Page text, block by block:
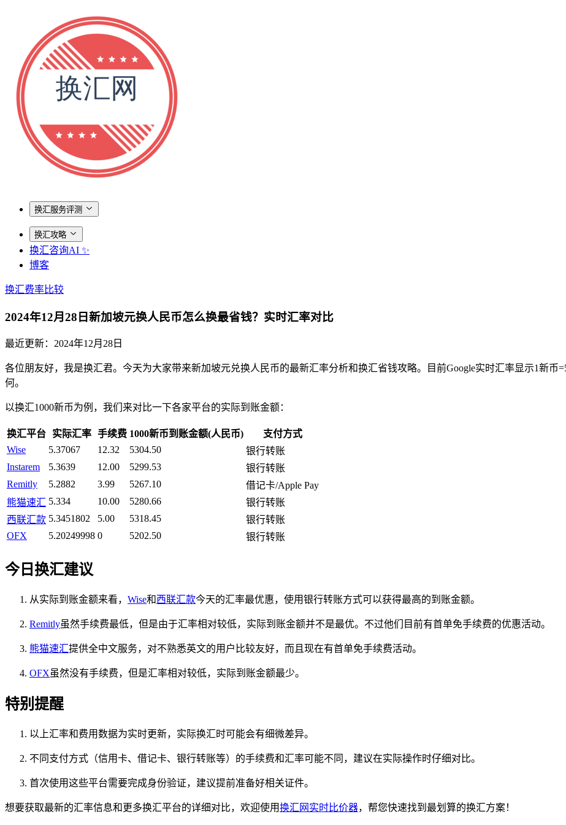
换汇服务评测
换汇攻略
换汇咨询AI ✨
博客
换汇费率比较
2024年12月28日新加坡元换人民币怎么换最省钱？实时汇率对比
最近更新： 2024年12月28日
各位朋友好，我是换汇君。今天为大家带来新加坡元兑换人民币的最新汇率分析和换汇省钱攻略。目前Google实时汇率显示1新币
何。
以换汇1000新币为例，我们来对比一下各家平台的实际到账金额：
换汇平台 实际汇率 手续费 1000新币到账金额(人民币)
支付方式
Wise
5.37067 12.32 5304.50
银行转账
Instarem
5.3639 12.00 5299.53
银行转账
Remitly
5.2882 3.99 5267.10
借记卡/Apple Pay
熊猫速汇 5.334 10.00 5280.66
银行转账
西联汇款 5.3451802 5.00 5318.45
银行转账
OFX
5.20249998 0 5202.50 银行转账
今日换汇建议
从实际到账金额来看， Wise和西联汇款今天的汇率最优惠，使用银行转账方式可以获得最高的到账金额。
Remitly虽然手续费最低，但是由于汇率相对较低，实际到账金额并不是最优。不过他们目前有首单免手续费的优惠活动。
熊猫速汇提供全中文服务，对不熟悉英文的用户比较友好，而且现在有首单免手续费活动。
OFX虽然没有手续费，但是汇率相对较低，实际到账金额最少。
特别提醒
以上汇率和费用数据为实时更新，实际换汇时可能会有细微差异。
不同支付方式（信用卡、借记卡、银行转账等）的手续费和汇率可能不同，建议在实际操作时仔细对比。
首次使用这些平台需要完成身份验证，建议提前准备好相关证件。
想要获取最新的汇率信息和更多换汇平台的详细对比，欢迎使用换汇网实时比价器，帮您快速找到最划算的换汇方案！